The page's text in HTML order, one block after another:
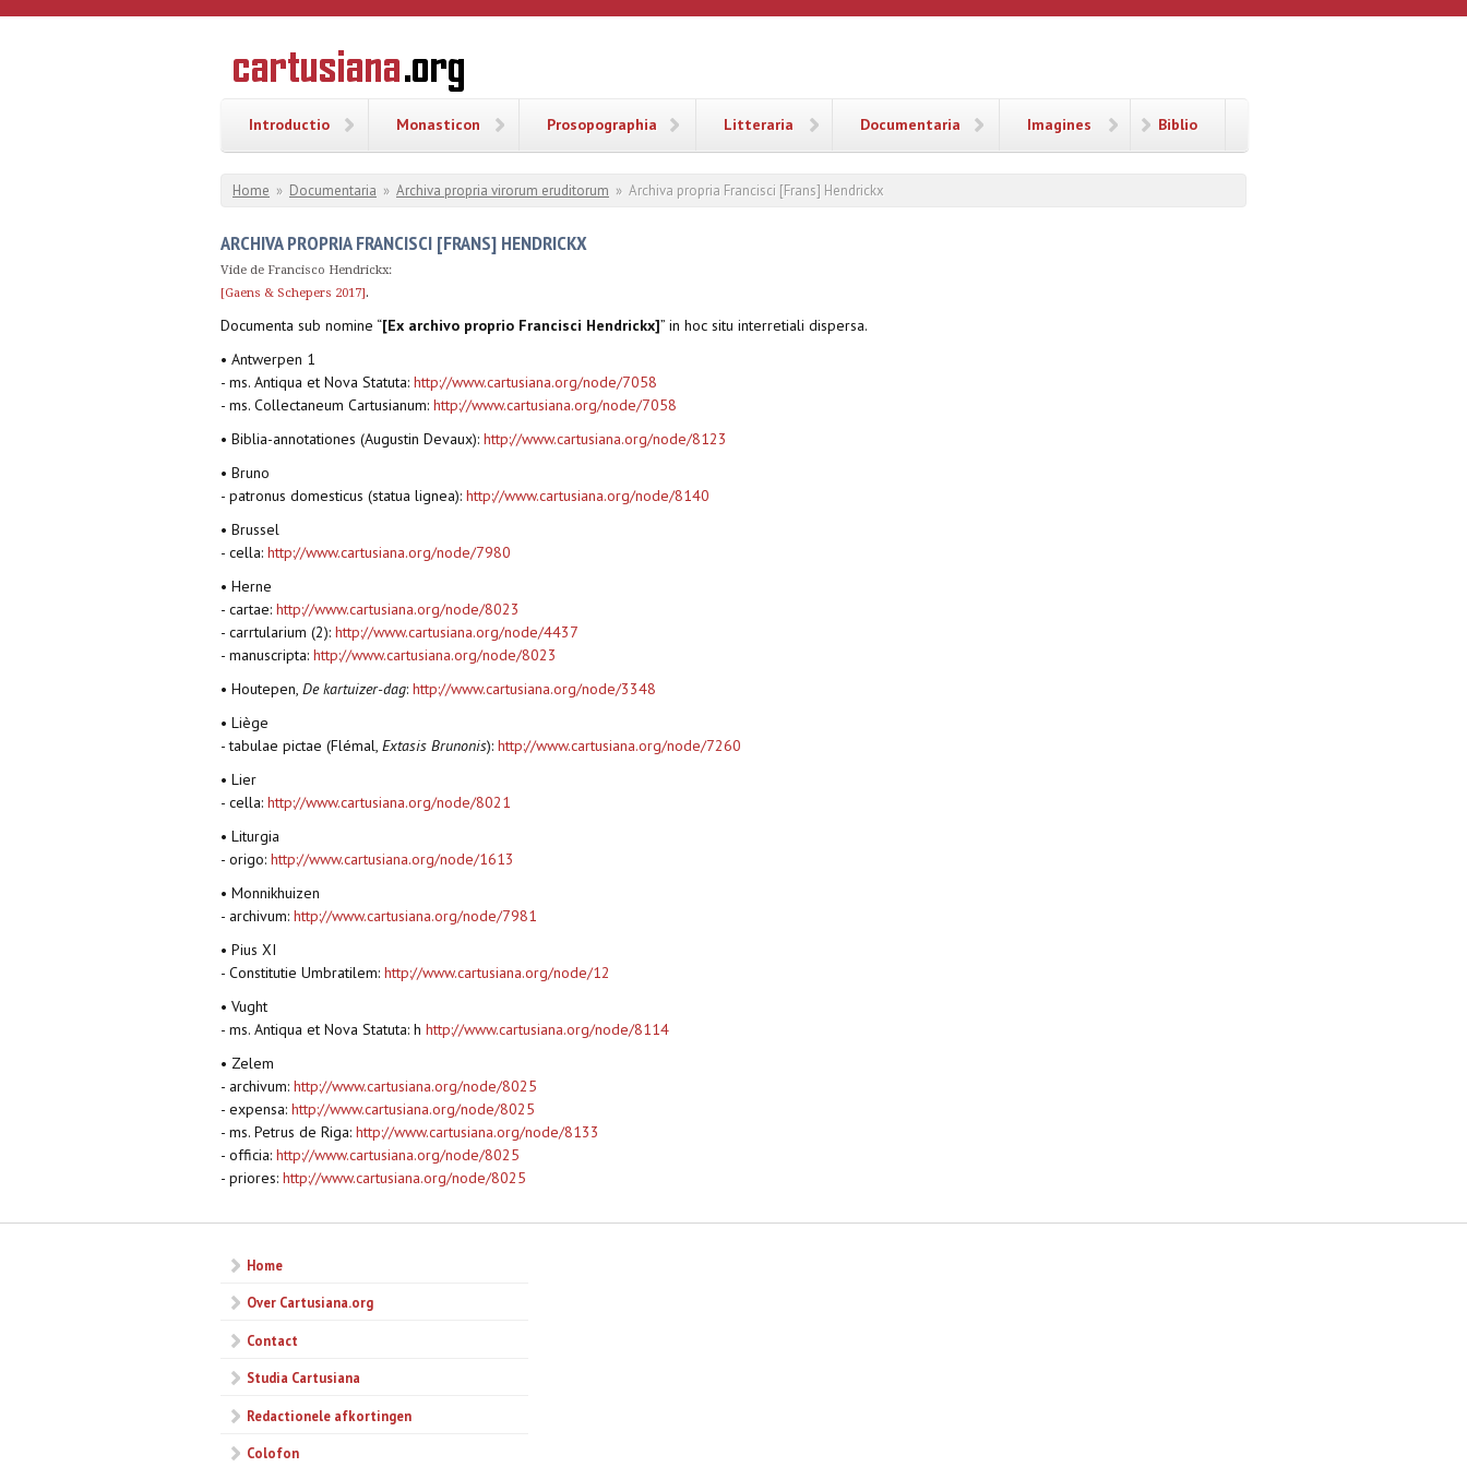
Overslaan en naar de inhoud gaan
CARTUSIANA
Geschiedenis
van de
Introductio Monasticon Prosopographia Litteraria Documentaria Imagines Biblio
U bent hier
Home » Documentaria » Archiva propria virorum eruditorum » Archiva propria Francisci [Frans] Hendrickx
ARCHIVA PROPRIA FRANCISCI [FRANS] HENDRICKX
Vide de Francisco Hendrickx:
[Gaens & Schepers 2017] .
Documenta sub nomine “[Ex archivo proprio Francisci Hendrickx]” in hoc situ interretiali dispersa.
• Antwerpen 1
- ms. Antiqua et Nova Statuta: http://www.cartusiana.org/node/7058
- ms. Collectaneum Cartusianum: http://www.cartusiana.org/node/7058
• Biblia-annotationes (Augustin Devaux): http://www.cartusiana.org/node/8123
• Bruno
- patronus domesticus (statua lignea): http://www.cartusiana.org/node/8140
• Brussel
- cella: http://www.cartusiana.org/node/7980
• Herne
- cartae: http://www.cartusiana.org/node/8023
- carrtularium (2): http://www.cartusiana.org/node/4437
- manuscripta: http://www.cartusiana.org/node/8023
• Houtepen, De kartuizer-dag: http://www.cartusiana.org/node/3348
• Liège
- tabulae pictae (Flémal, Extasis Brunonis): http://www.cartusiana.org/node/7260
• Lier
- cella: http://www.cartusiana.org/node/8021
• Liturgia
- origo: http://www.cartusiana.org/node/1613
• Monnikhuizen
- archivum: http://www.cartusiana.org/node/7981
• Pius XI
- Constitutie Umbratilem: http://www.cartusiana.org/node/12
• Vught
- ms. Antiqua et Nova Statuta: h http://www.cartusiana.org/node/8114
• Zelem
- archivum: http://www.cartusiana.org/node/8025
- expensa: http://www.cartusiana.org/node/8025
- ms. Petrus de Riga: http://www.cartusiana.org/node/8133
- officia: http://www.cartusiana.org/node/8025
- priores: http://www.cartusiana.org/node/8025
Home
Over Cartusiana.org
Contact
Studia Cartusiana
Redactionele afkortingen
Colofon